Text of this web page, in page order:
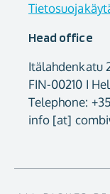
Head office
Itälahdenkatu
FIN-00210 I
Telephone:
info [at]